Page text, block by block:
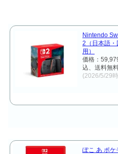
Nintendo
2（日本語・
用）
価格：
込、送料無
(2026/5/29
ぽこ あ ポケ